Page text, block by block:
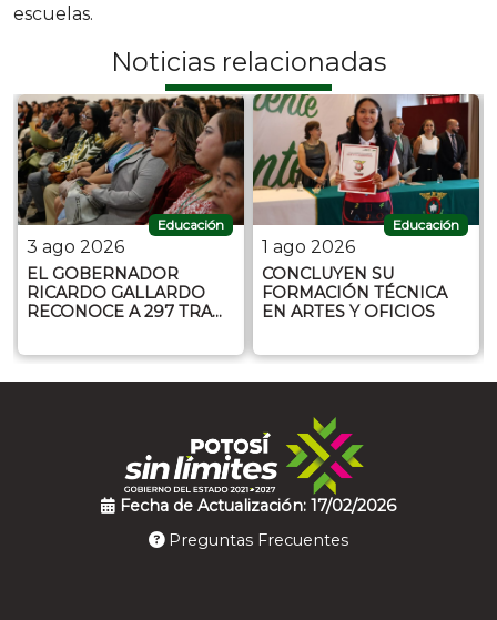
escuelas.
Noticias relacionadas
Educación
3 ago 2026
EL GOBERNADOR
RICARDO GALLARDO
RECONOCE A 297 TRA…
Educación
1 ago 2026
CONCLUYEN SU
FORMACIÓN TÉCNICA
EN ARTES Y OFICIOS
Fecha de Actualización: 17/02/2026
Preguntas Frecuentes